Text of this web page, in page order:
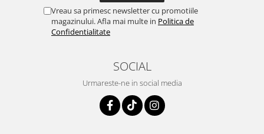
Vreau sa primesc newsletter cu promotiile
magazinului. Afla mai multe in Politica de
Confidentialitate
SOCIAL
Urmareste-ne in social media